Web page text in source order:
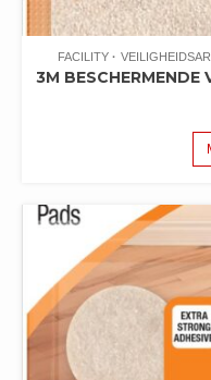
FACILITY
3M BESCHERMENDE